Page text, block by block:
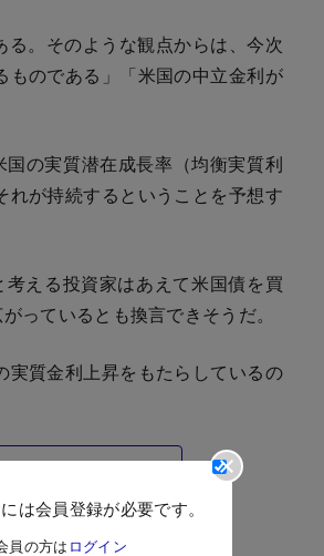
。そのような観点からは、今次
のである」「米国の中立金利が
の実質潜在成長率（均衡実質利
が持続するということを予想す
える投資家はあえて米国債を買
っているとも換言できそうだ。
質金利上昇をもたらしているの
で円高への反転は
は会員登録が必要です。
員の方は ログイン